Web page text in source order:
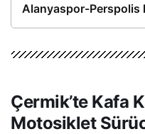
Alanyaspor-Perspolis
Çermik’te Kafa
Motosiklet